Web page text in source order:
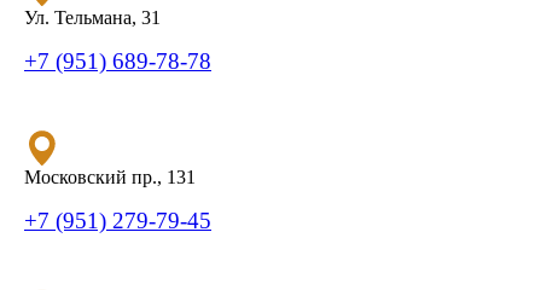
Ул. Тельмана, 31
+7 (951) 689-78-78
Московский пр., 131
+7 (951) 279-79-45